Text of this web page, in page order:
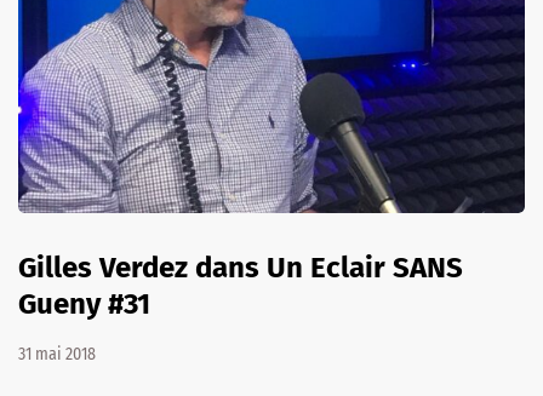
Gilles Verdez dans Un Eclair SANS
Gueny #31
31 mai 2018